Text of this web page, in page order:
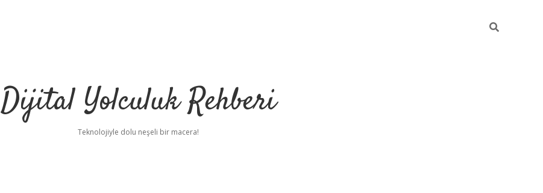
Dijital Yolculuk Rehberi
Teknolojiyle dolu neşeli bir macera!